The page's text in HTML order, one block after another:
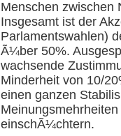
Menschen zwischen
Insgesamt ist der
Parlamentswahlen)
Ã¼ber 50%.
wachsende
Minderheit von 10/
einen ganzen
einschÃ¼chtern.